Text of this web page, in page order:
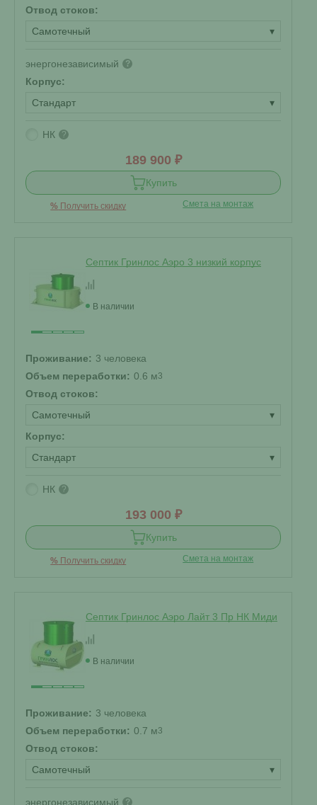
Отвод стоков:
Самотечный
▾
энергонезависимый ?
Корпус:
Стандарт
▾
НК ?
189 900 ₽
Купить
% Получить скидку Смета на монтаж
Септик Гринлос Аэро 3 низкий корпус
В наличии
Проживание: 3 человека
Объем переработки: 0.6 м3
Отвод стоков:
Самотечный
▾
Корпус:
Стандарт
▾
НК ?
193 000 ₽
Купить
% Получить скидку Смета на монтаж
Септик Гринлос Аэро Лайт 3 Пр НК Миди
В наличии
Проживание: 3 человека
Объем переработки: 0.7 м3
Отвод стоков:
Самотечный
▾
энергонезависимый ?